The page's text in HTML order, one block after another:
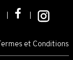
Termes et Conditions